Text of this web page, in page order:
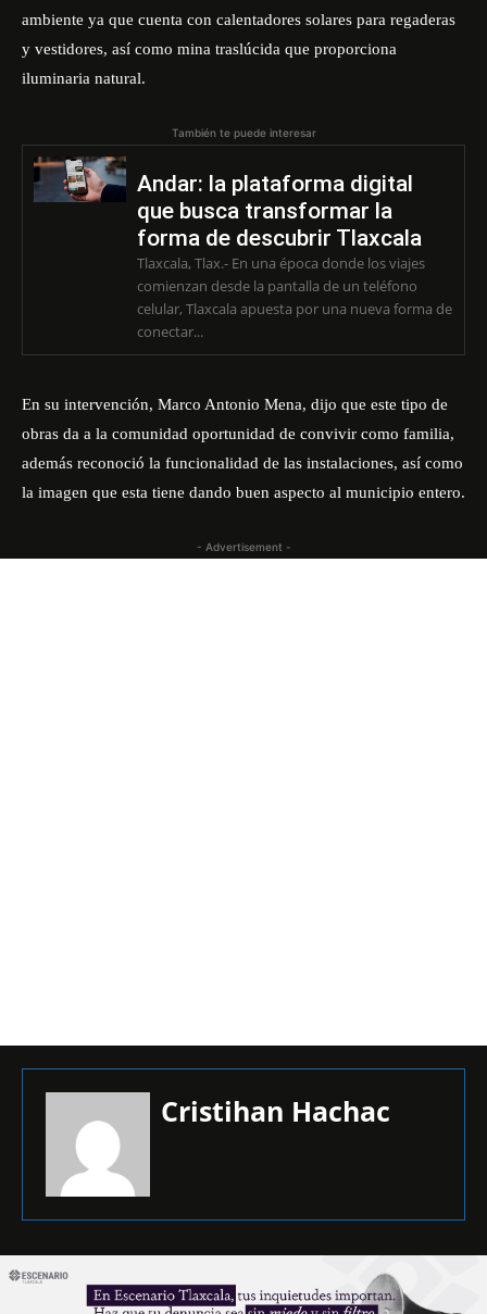
ambiente ya que cuenta con calentadores solares para regaderas
y vestidores, así como mina traslúcida que proporciona
iluminaria natural.
También te puede interesar
Andar: la plataforma digital
que busca transformar la
forma de descubrir Tlaxcala
Tlaxcala, Tlax.- En una época donde los viajes
comienzan desde la pantalla de un teléfono
celular, Tlaxcala apuesta por una nueva forma de
conectar...
En su intervención, Marco Antonio Mena, dijo que este tipo de
obras da a la comunidad oportunidad de convivir como familia,
además reconoció la funcionalidad de las instalaciones, así como
la imagen que esta tiene dando buen aspecto al municipio entero.
- Advertisement -
Cristihan Hachac